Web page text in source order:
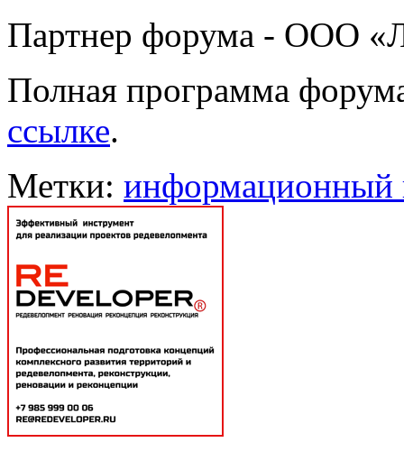
Партнер форума - ООО
Полная программа
ссылке.
Метки: информационный